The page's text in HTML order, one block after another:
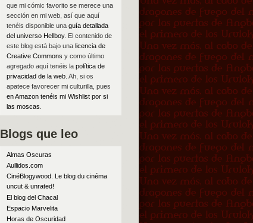
que mi cómic favorito se merece una
sección en mi web, así que aquí
tenéis disponible una guía detallada
del universo Hellboy. El contenido de
este blog está bajo una licencia de
Creative Commons y como último
agregado aquí tenéis la política de
privacidad de la web. Ah, si os
apatece favorecer mi culturilla, pues
en Amazon tenéis mi Wishlist por si
las moscas
Blogs que leo
Almas Oscuras
Aullidos.com
CinéBlogywood. Le blog du cinéma
uncut & unrated!
El blog del Chacal
Espacio Marvelita
Horas de Oscuridad